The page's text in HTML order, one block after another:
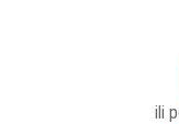
ili